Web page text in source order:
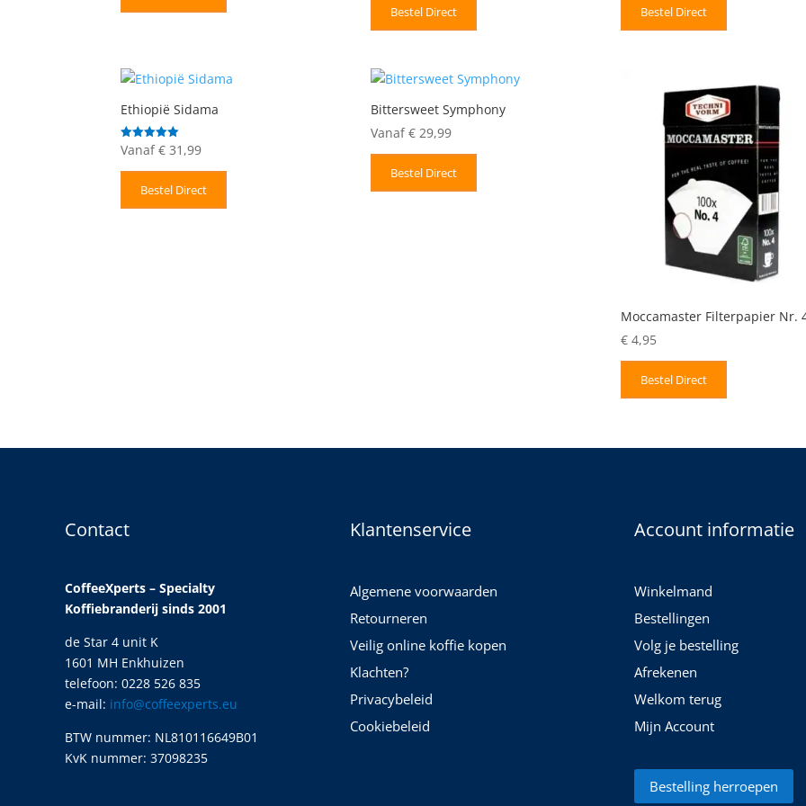
Bestel Direct Bestel Direct
Ethiopië Sidama
Gewaardeerd
5.00
uit 5
Vanaf € 31,99
Bestel Direct
Bittersweet Symphony
Vanaf € 29,99
Bestel Direct
Moccamaster Filterpapier Nr.
€ 4,95
Bestel Direct
Contact
CoffeeXperts – Specialty
Koffiebranderij sinds 2001
de Star 4 unit K
1601 MH Enkhuizen
telefoon: 0228 526 835
e-mail: info@coffeexperts.eu
BTW nummer: NL810116649B01
KvK nummer: 37098235
Klantenservice
Algemene voorwaarden
Retourneren
Veilig online koffie kopen
Klachten?
Privacybeleid
Cookiebeleid
Account informatie
Winkelmand
Bestellingen
Volg je bestelling
Afrekenen
Welkom terug
Mijn Account
Bestelling herroepen